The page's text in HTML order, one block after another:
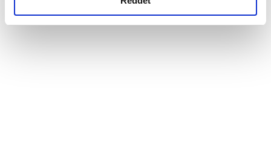
okumak ve sitemizi ziyaretiniz kapsamında